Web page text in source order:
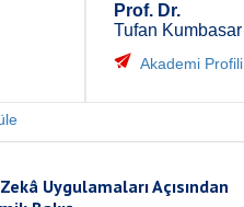
Prof. Dr.
Tufan Kumbasar
Akademi Profili
Uygulamaları Açısından